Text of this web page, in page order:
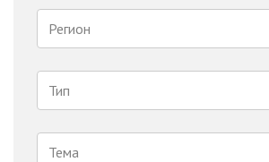
Регион
Тип
Тема